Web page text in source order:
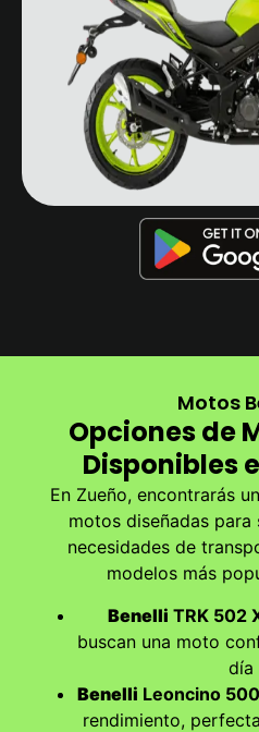
Motos
Opciones de
Disponibles
En Zueño, encontrarás
motos diseñadas
necesidades de
modelos más
Benelli TRK 502
buscan una moto
día
Benelli Leoncino 500
rendimiento,